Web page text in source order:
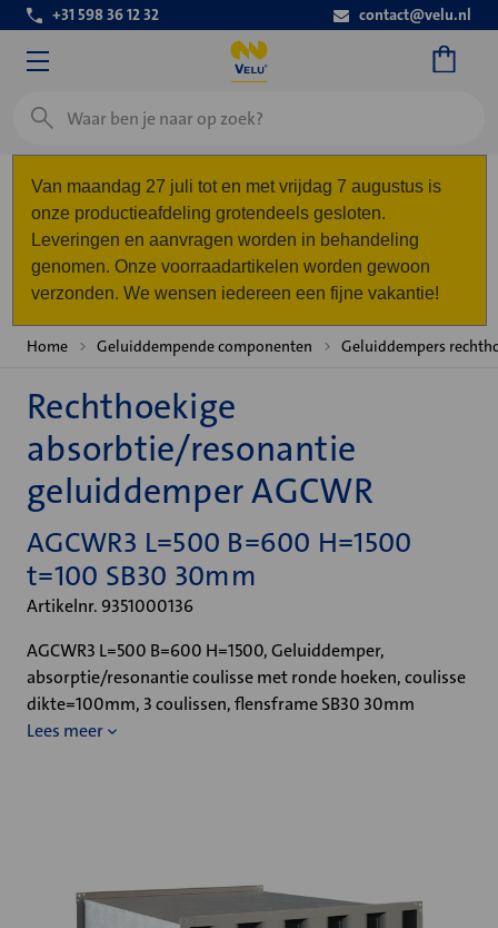
+31 598 36 12 32 contact@velu.nl
Zoeken
Van maandag 27 juli tot en met vrijdag 7 augustus is
onze productieafdeling grotendeels gesloten.
Leveringen en aanvragen worden in behandeling
genomen. Onze voorraadartikelen worden gewoon
verzonden. We wensen iedereen een fijne vakantie!
Home Geluiddempende componenten Geluiddempers
Rechthoekige
absorbtie/resonantie
geluiddemper AGCWR
AGCWR3 L=500 B=600 H=1500
t=100 SB30 30mm
Artikelnr. 9351000136
AGCWR3 L=500 B=600 H=1500, Geluiddemper,
absorptie/resonantie coulisse met ronde hoeken, coulisse
dikte=100mm, 3 coulissen, flensframe SB30 30mm
Lees meer